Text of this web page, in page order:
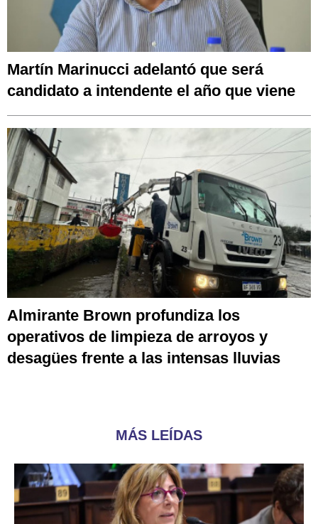
Martín Marinucci adelantó que será
candidato a intendente el año que viene
Almirante Brown profundiza los
operativos de limpieza de arroyos y
desagües frente a las intensas lluvias
MÁS LEÍDAS